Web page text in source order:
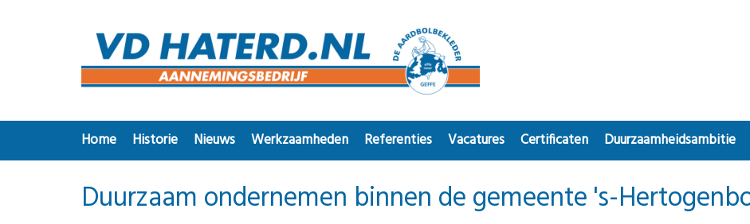
Home Historie Nieuws Werkzaamheden Referenties Vacatures Certificaten Duurzaamheidsambitie
Duurzaam ondernemen binnen de gemeente 's-